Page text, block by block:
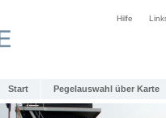
Hilfe
Start Pegelauswahl über Karte